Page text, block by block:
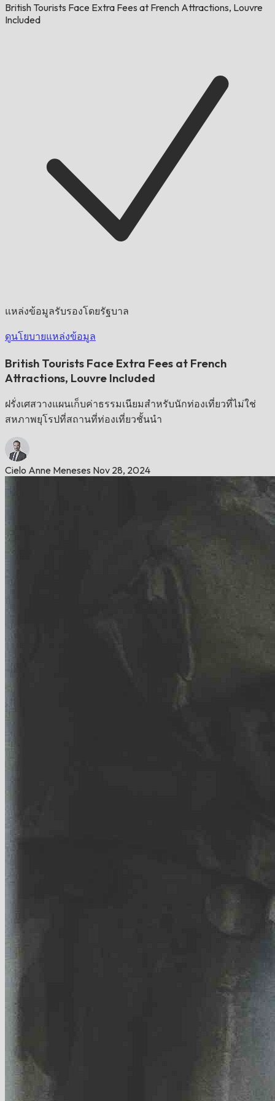
British Tourists Face Extra Fees at French Attractions, Louvre
Included
แหล่งข้อมูลรับรองโดยรัฐบาล
ดูนโยบายแหล่งข้อมูล
British Tourists Face Extra Fees at French
Attractions, Louvre Included
ฝรั่งเศสวางแผนเก็บค่าธรรมเนียมสำหรับนักท่องเที่ยวที่ไม่ใช่
สหภาพยุโรปที่สถานที่ท่องเที่ยวชั้นนำ
Cielo Anne Meneses Nov 28, 2024